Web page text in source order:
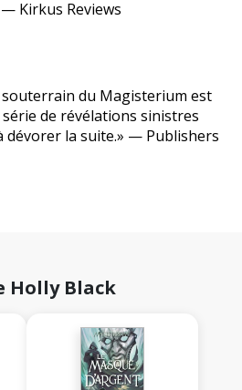
Kirkus Reviews
du Magisterium est
de révélations sinistres
dévorer la suite.» — Publishers
Holly Black